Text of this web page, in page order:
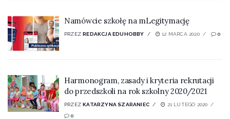
Namówcie szkołę na mLegitymację
PRZEZ REDAKCJA EDUHOBBY 12 MARCA 2020 0
Harmonogram, zasady i kryteria rekrutacji
do przedszkoli na rok szkolny 2020/2021
PRZEZ KATARZYNA SZARANIEC
21 LUTEGO 2020
0